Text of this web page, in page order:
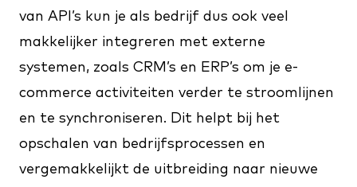
van API’s kun je als bedrijf dus ook veel
makkelijker integreren met externe
systemen, zoals CRM’s en ERP’s om je e-
commerce activiteiten verder te stroomlijnen
en te synchroniseren. Dit helpt bij het
opschalen van bedrijfsprocessen en
vergemakkelijkt de uitbreiding naar nieuwe